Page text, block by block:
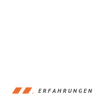
ERFAHRUNGEN